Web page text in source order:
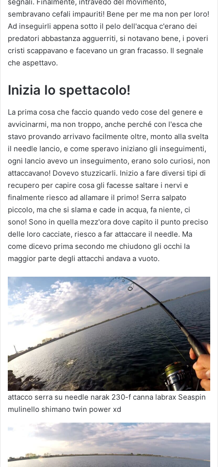
segnali. Finalmente, intravedo del movimento,
sembravano cefali impauriti! Bene per me ma non per loro!
Ad inseguirli appena sotto il pelo dell'acqua c'erano dei
predatori abbastanza agguerriti, si notavano bene, i poveri
cristi scappavano e facevano un gran fracasso. Il segnale
che aspettavo.
Inizia lo spettacolo!
La prima cosa che faccio quando vedo cose del genere e
avvicinarmi, ma non troppo, anche perché con l'esca che
stavo provando arrivavo facilmente oltre, monto alla svelta
il needle lancio, e come speravo iniziano gli inseguimenti,
ogni lancio avevo un inseguimento, erano solo curiosi, non
attaccavano! Dovevo stuzzicarli. Inizio a fare diversi tipi di
recupero per capire cosa gli facesse saltare i nervi e
finalmente riesco ad allamare il primo! Serra salpato
piccolo, ma che si slama e cade in acqua, fa niente, ci
sono! Sono in quella mezz'ora dove capito il punto preciso
delle loro cacciate, riesco a far attaccare il needle. Ma
come dicevo prima secondo me chiudono gli occhi la
maggior parte degli attacchi andava a vuoto.
attacco serra su needle narak 230-f canna labrax Seaspin
mulinello shimano twin power xd